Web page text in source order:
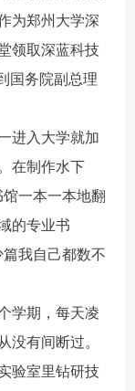
为郑州大学深
领取深蓝科技
国务院副总理
进入大学就加
在制作水下
一本一本地翻
的专业书
我自己都数不
学期，每天凌
没有间断过。
验室里钻研技